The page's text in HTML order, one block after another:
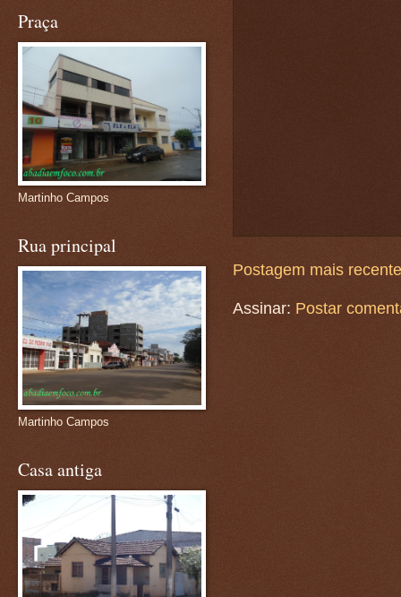
Postagem mais recente
Assinar: Postar
Praça
Martinho Campos
Rua principal
Martinho Campos
Casa antiga